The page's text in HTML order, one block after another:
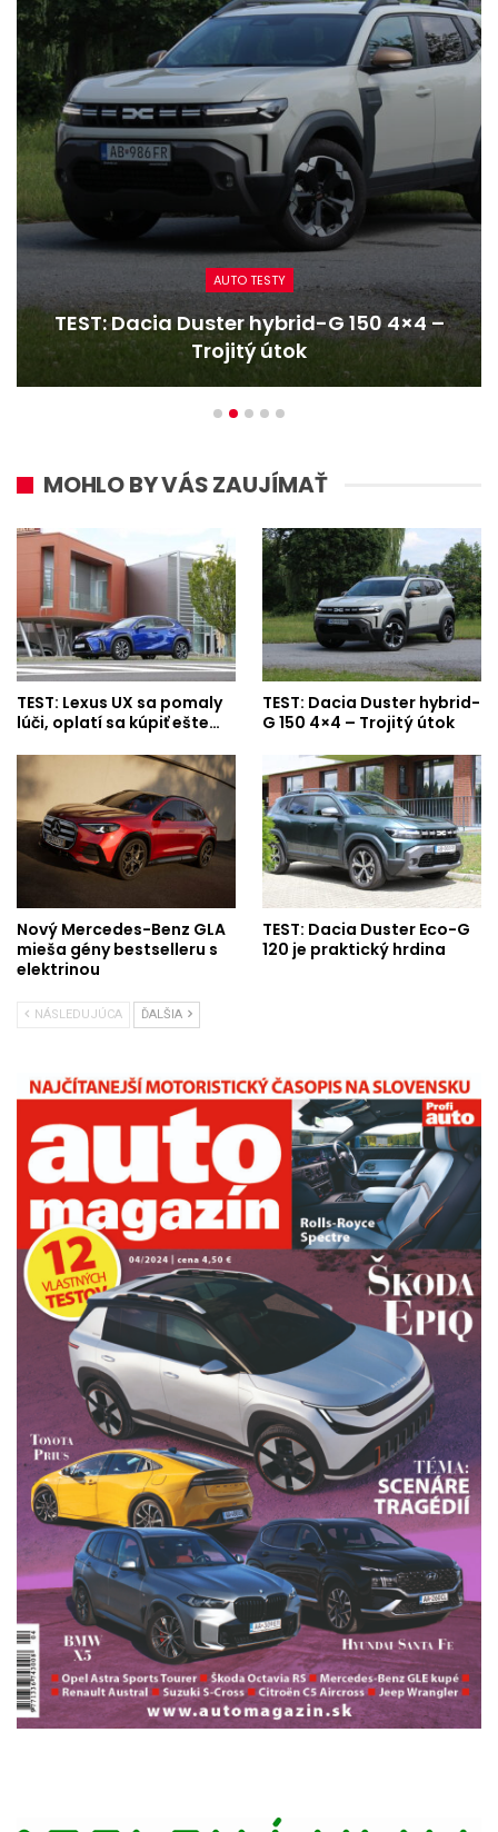
CESTOVANIE
Reportáž: Renaultom Trafic z
hôr na najkratšie…
MOHLO BY VÁS ZAUJÍMAŤ
TEST: Lexus UX sa pomaly
lúči, oplatí sa kúpiť ešte…
TEST: Dacia Duster hybrid-
G 150 4×4 – Trojitý útok
Nový Mercedes-Benz GLA
mieša gény bestselleru s
elektrinou
TEST: Dacia Duster Eco-G
120 je praktický hrdina
NÁSLEDUJÚCA ĎALŠIA